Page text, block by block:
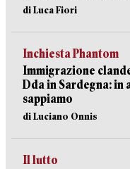
di Luca Fiori
Inchiesta Phantom
Immigrazione
Dda in Sardegna: in
sappiamo
di Luciano Onnis
Il lutto